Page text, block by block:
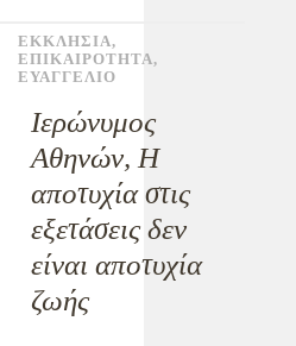
ΕΚΚΛΗΣΙΑ,
ΕΠΙΚΑΙΡΟΤΗΤΑ,
ΕΥΑΓΓΕΛΙΟ
Ιερώνυμος
Αθηνών, Η
αποτυχία στις
εξετάσεις δεν
είναι αποτυχία
ζωής